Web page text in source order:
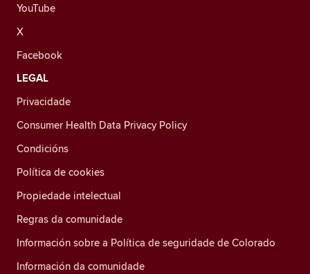
YouTube
X
Facebook
LEGAL
Privacidade
Consumer Health Data Privacy Policy
Condicións
Política de cookies
Propiedade intelectual
Regras da comunidade
Información sobre a Política de seguridade de Colorado
Información da comunidade